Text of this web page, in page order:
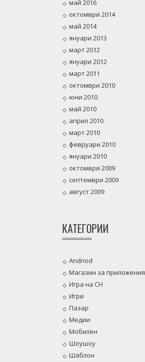
май 2016
октомври 2014
май 2014
януари 2013
март 2012
януари 2012
март 2011
октомври 2010
юни 2010
май 2010
април 2010
март 2010
февруари 2010
януари 2010
октомври 2009
септември 2009
август 2009
КАТЕГОРИИ
Andriod
Магазин за приложения
Игра на CH
Игри
Пазар
Медии
Мобилен
Шоушоу
Шаблон